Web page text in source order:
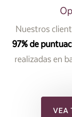
Nuestros
97% de
realizadas en
VEA